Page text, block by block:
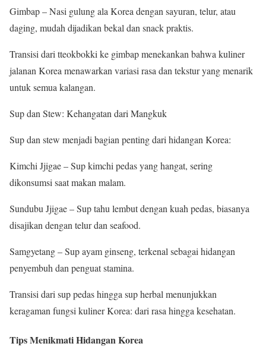
Gimbap – Nasi gulung ala Korea dengan sayuran, telur, atau
daging, mudah dijadikan bekal dan snack praktis.
Transisi dari tteokbokki ke gimbap menekankan bahwa kuliner
jalanan Korea menawarkan variasi rasa dan tekstur yang menarik
untuk semua kalangan.
Sup dan Stew: Kehangatan dari Mangkuk
Sup dan stew menjadi bagian penting dari hidangan Korea:
Kimchi Jjigae – Sup kimchi pedas yang hangat, sering
dikonsumsi saat makan malam.
Sundubu Jjigae – Sup tahu lembut dengan kuah pedas, biasanya
disajikan dengan telur dan seafood.
Samgyetang – Sup ayam ginseng, terkenal sebagai hidangan
penyembuh dan penguat stamina.
Transisi dari sup pedas hingga sup herbal menunjukkan
keragaman fungsi kuliner Korea: dari rasa hingga kesehatan.
Tips Menikmati Hidangan Korea